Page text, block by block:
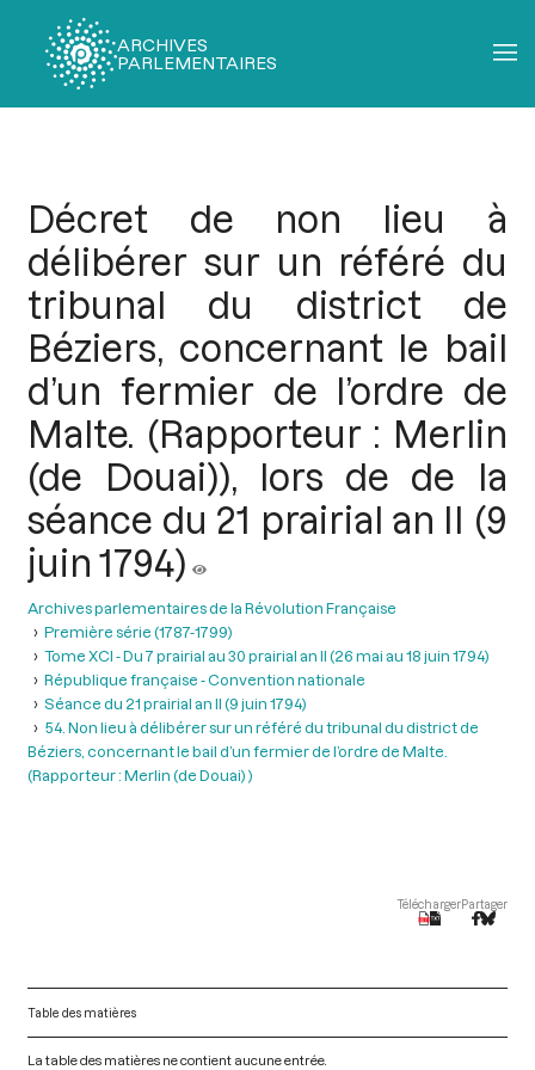
ARCHIVES
PARLEMENTAIRES
Décret de non lieu à
délibérer sur un référé du
tribunal du district de
Béziers, concernant le bail
d’un fermier de l’ordre de
Malte. (Rapporteur : Merlin
(de Douai)), lors de de la
séance du 21 prairial an II (9
juin 1794)
Archives parlementaires de la Révolution Française
Première série (1787-1799)
Tome XCI - Du 7 prairial au 30 prairial an II (26 mai au 18 juin 1794)
République française - Convention nationale
Séance du 21 prairial an II (9 juin 1794)
54. Non lieu à délibérer sur un référé du tribunal du district de
Béziers, concernant le bail d’un fermier de l’ordre de Malte.
(Rapporteur : Merlin (de Douai) )
TéléchargerPartager
Table des matières
La table des matières ne contient aucune entrée.